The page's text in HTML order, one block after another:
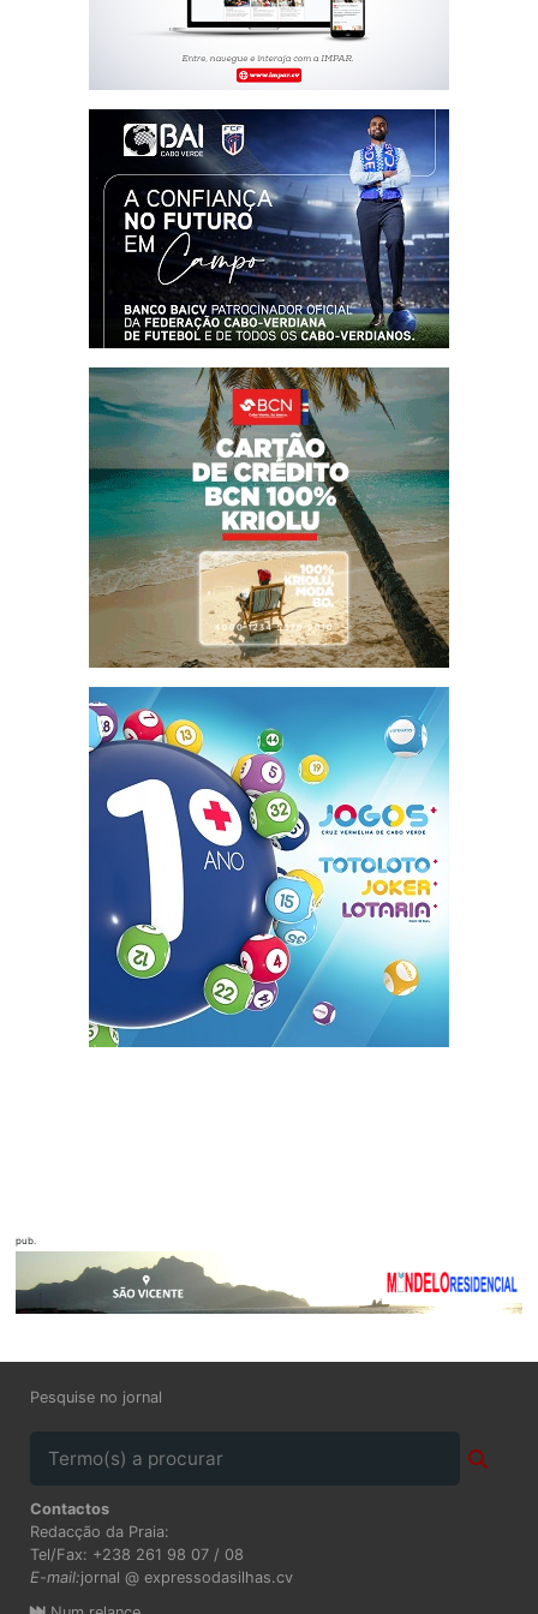
pub.
Pesquise no jornal
Contactos
Redacção da Praia:
Tel/Fax: +238 261 98 07 / 08
E-mail:jornal @ expressodasilhas.cv